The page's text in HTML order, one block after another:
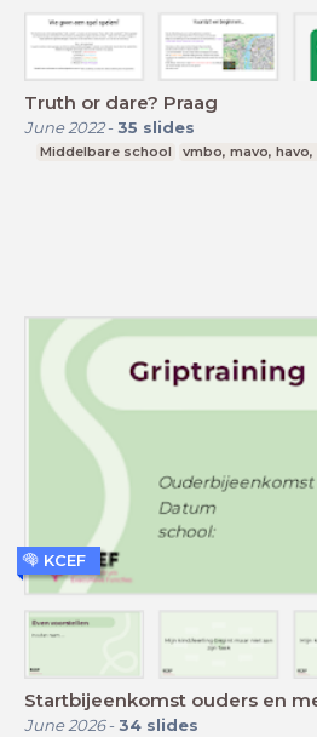
Truth or dare? Praag
June 2022- 35 slides
Middelbare school vmbo, mavo, havo,
Startbijeenkomst ouders en
June 2026- 34 slides
KCEF